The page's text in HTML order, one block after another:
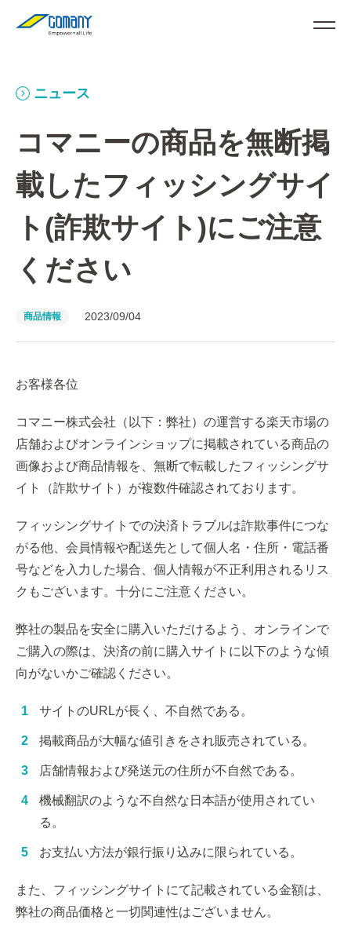
ニュース
コマニーの商品を無断掲
載したフィッシングサイ
ト(詐欺サイト)にご注意
ください
商品情報 2023/09/04
お客様各位
コマニー株式会社（以下：弊社）の運営する楽天市場の
店舗およびオンラインショップに掲載されている商品の
画像および商品情報を、無断で転載したフィッシングサ
イト（詐欺サイト）が複数件確認されております。
フィッシングサイトでの決済トラブルは詐欺事件につな
がる他、会員情報や配送先として個人名・住所・電話番
号などを入力した場合、個人情報が不正利用されるリス
クもございます。十分にご注意ください。
弊社の製品を安全に購入いただけるよう、オンラインで
ご購入の際は、決済の前に購入サイトに以下のような傾
向がないかご確認ください。
サイトのURLが長く、不自然である。
掲載商品が大幅な値引きをされ販売されている。
店舗情報および発送元の住所が不自然である。
機械翻訳のような不自然な日本語が使用されてい
る。
お支払い方法が銀行振り込みに限られている。
また、フィッシングサイトにて記載されている金額は、
弊社の商品価格と一切関連性はございません。